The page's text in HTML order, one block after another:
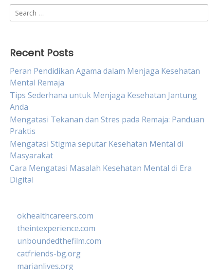
Search
for:
Recent Posts
Peran Pendidikan Agama dalam Menjaga Kesehatan
Mental Remaja
Tips Sederhana untuk Menjaga Kesehatan Jantung
Anda
Mengatasi Tekanan dan Stres pada Remaja: Panduan
Praktis
Mengatasi Stigma seputar Kesehatan Mental di
Masyarakat
Cara Mengatasi Masalah Kesehatan Mental di Era
Digital
okhealthcareers.com
theintexperience.com
unboundedthefilm.com
catfriends-bg.org
marianlives.org